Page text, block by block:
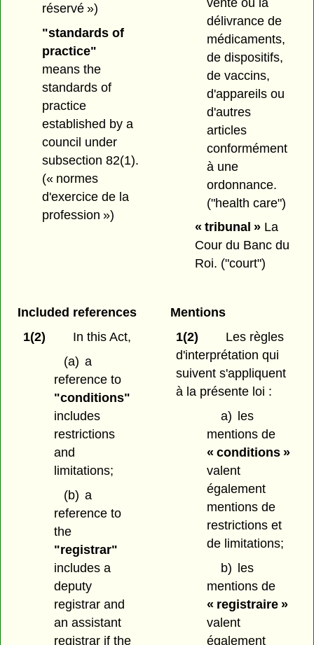
réservé »)
"standards of
practice"
means the
standards of
practice
established by a
council under
subsection 82(1).
(« normes
d'exercice de la
profession »)
délivrance de
médicaments,
de dispositifs,
de vaccins,
d'appareils ou
d'autres
articles
conformément
à une
ordonnance.
("health care")
« tribunal »La
Cour du Banc du
Roi. ("court")
Included references
1(2)
In this Act,
(a) a
reference to
"conditions"
includes
restrictions
and
limitations;
(b) a
reference to
the
"registrar"
includes a
deputy
registrar and
an assistant
registrar if the
Mentions
1(2)
Les règles
d'interprétation qui
suivent s'appliquent
à la présente loi :
a)
les
mentions de
« conditions »
valent
également
mentions de
restrictions et
de limitations;
b) les
mentions de
« registraire »
valent
également